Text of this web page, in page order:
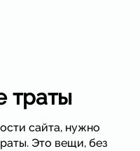
траты
сайта, нужно
Это вещи, без